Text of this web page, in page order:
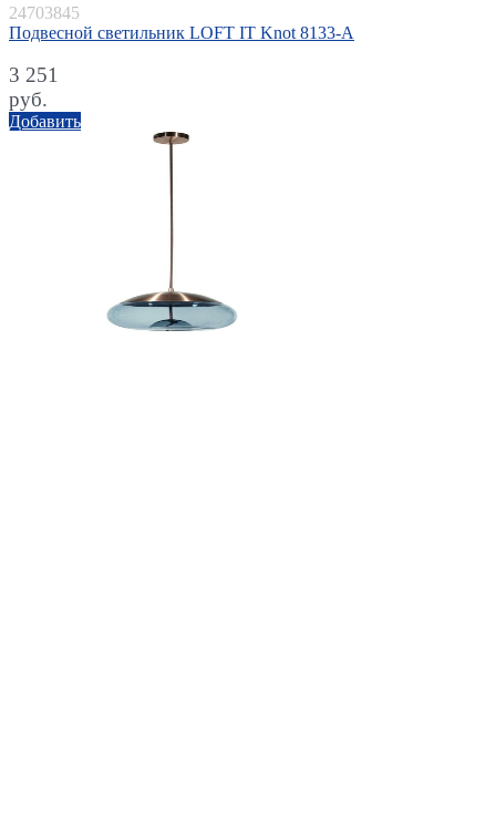
24703845
Подвесной светильник LOFT IT Knot 8133-A
3 251
руб.
Добавить